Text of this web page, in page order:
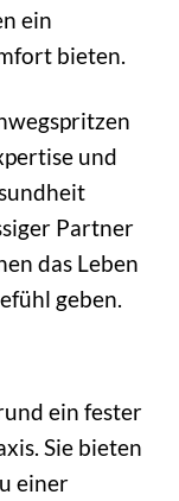
ein
bieten.
und
Partner
das Leben
geben.
ein fester
Sie bieten
einer